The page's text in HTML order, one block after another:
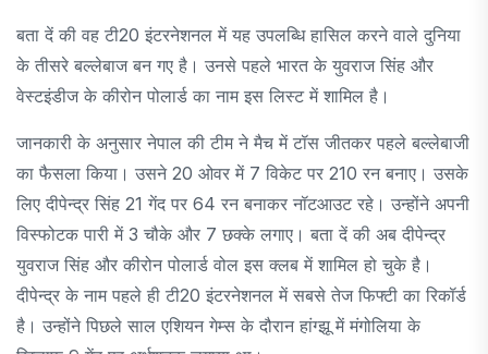
बता दें की वह टी20 इंटरनेशनल में यह उपलब्धि हासिल करने वाले दुनिया
के तीसरे बल्लेबाज बन गए है। उनसे पहले भारत के युवराज सिंह और
वेस्टइंडीज के कीरोन पोलार्ड का नाम इस लिस्ट में शामिल है।
जानकारी के अनुसार नेपाल की टीम ने मैच में टॉस जीतकर पहले बल्लेबाजी
का फैसला किया। उसने 20 ओवर में 7 विकेट पर 210 रन बनाए। उसके
लिए दीपेन्द्र सिंह 21 गेंद पर 64 रन बनाकर नॉटआउट रहे। उन्होंने अपनी
विस्फोटक पारी में 3 चौके और 7 छक्के लगाए। बता दें की अब दीपेन्द्र
युवराज सिंह और कीरोन पोलार्ड वोल इस क्लब में शामिल हो चुके है।
दीपेन्द्र के नाम पहले ही टी20 इंटरनेशनल में सबसे तेज फिफ्टी का रिकॉर्ड
है। उन्होंने पिछले साल एशियन गेम्स के दौरान हांग्झू में मंगोलिया के